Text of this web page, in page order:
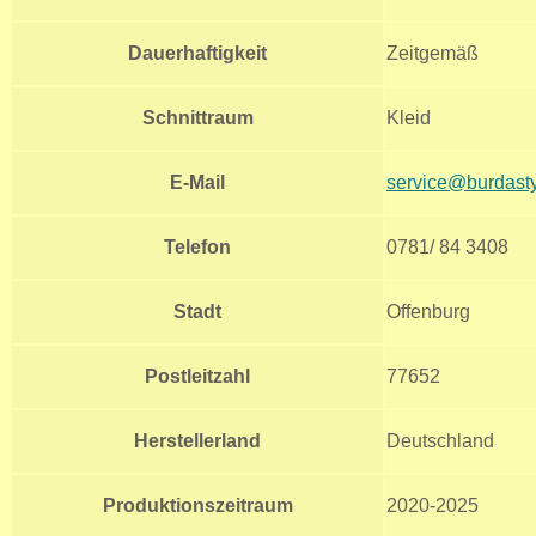
Dauerhaftigkeit Zeitgemäß
Schnittraum Kleid
E-Mail
Telefon 0781/ 84 3408
Stadt Offenburg
Postleitzahl 77652
Herstellerland Deutschland
Produktionszeitraum 2020-2025